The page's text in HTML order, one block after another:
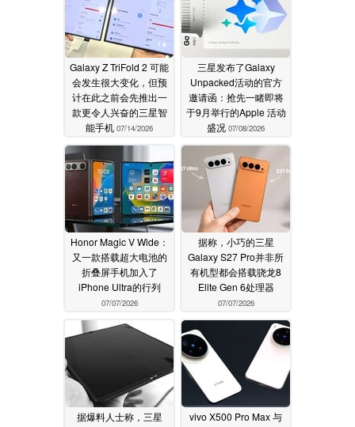
Galaxy Z TriFold 2 可能
会发生很大变化，但预
计在此之前会先推出一
款更令人兴奋的三星智
能手机 07/14/2026
三星发布了Galaxy
Unpacked活动的官方
邀请函：抢先一睹即将
于9月举行的Apple 活动
盛况 07/08/2026
Honor Magic V Wide：
又一款搭载超大电池的
折叠屏手机加入了
iPhone Ultra的行列
07/07/2026
据称，小巧的三星
Galaxy S27 Pro并非所
有机型都会搭载骁龙8
Elite Gen 6处理器
07/07/2026
据爆料人士称，三星
vivo X500 Pro Max 与